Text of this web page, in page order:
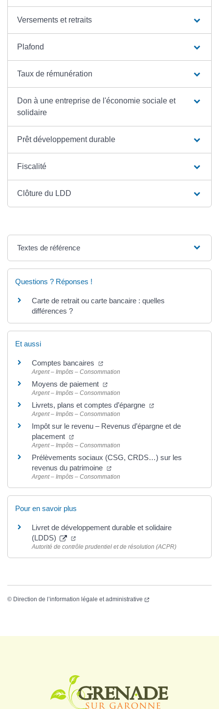
Versements et retraits
Plafond
Taux de rémunération
Don à une entreprise de l'économie sociale et
solidaire
Prêt développement durable
Fiscalité
Clôture du LDD
Textes de référence
Questions ? Réponses !
Carte de retrait ou carte bancaire : quelles
différences ?
Et aussi
Comptes bancaires
Argent – Impôts – Consommation
Moyens de paiement
Argent – Impôts – Consommation
Livrets, plans et comptes d’épargne
Argent – Impôts – Consommation
Impôt sur le revenu – Revenus d’épargne et de
placement
Argent – Impôts – Consommation
Prélèvements sociaux (CSG, CRDS…) sur les
revenus du patrimoine
Argent – Impôts – Consommation
Pour en savoir plus
Livret de développement durable et solidaire
(LDDS)
Autorité de contrôle prudentiel et de résolution (ACPR)
© Direction de l’information légale et administrative